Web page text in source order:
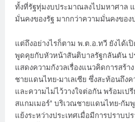
ทั้งที่รัฐทุ่มงบประมาณลงไปมหาศาล
มั่นคงของรัฐ มากกว่าความมั่นคงของ
แต่ถึงอย่างไรก็ตาม พ.ต.อ.ทวี ยังได้เ
พูดคุยกับหัวหน้าสันติบาลรัฐกลันตัน ป
แสดงความกังวลเรื่องแนวคิดการสร้า
ชายแดนไทย-มาเลเซีย ซึ่งสะท้อนถึง
และความไม่ไว้วางใจต่อกัน พร้อมเ
สแกมเมอร์" บริเวณชายแดนไทย-กัม
แย้งระหว่างประเทศเมื่อมีการปราบป